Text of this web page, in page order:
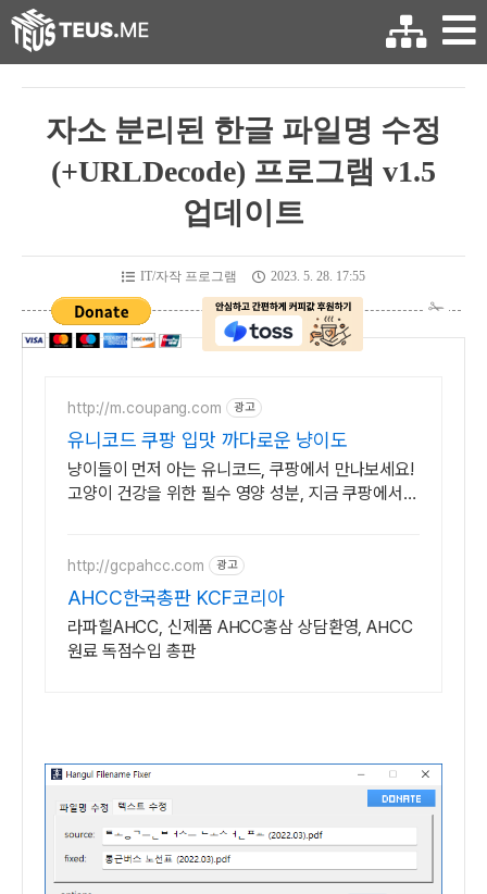
자소 분리된 한글 파일명 수정
(+URLDecode) 프로그램 v1.5
업데이트
IT/자작 프로그램 2023. 5. 28. 17:55
http://m.coupang.com 광고
유니코드 쿠팡 입맛 까다로운 냥이도
냥이들이 먼저 아는 유니코드, 쿠팡에서 만나보세요!
고양이 건강을 위한 필수 영양 성분, 지금 쿠팡에서
http://gcpahcc.com 광고
AHCC한국총판 KCF코리아
라파힐AHCC, 신제품 AHCC홍삼 상담환영, AHCC
원료 독점수입 총판